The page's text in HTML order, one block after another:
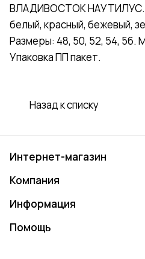
ВЛАДИВОСТОК НАУТИЛУС.
белый, красный, бежевый,
Размеры: 48, 50, 52, 54, 56.
Упаковка ПП пакет.
Назад к списку
Интернет-магазин
Компания
Информация
Помощь